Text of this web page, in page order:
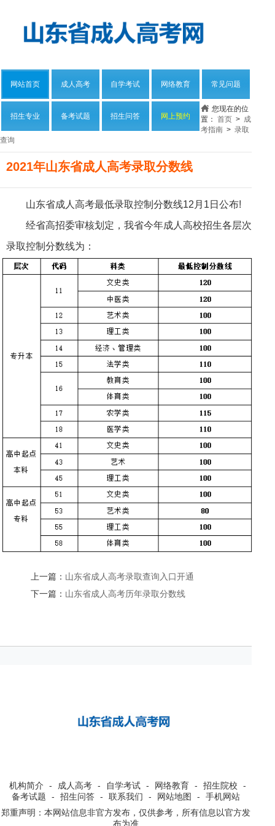
网站首页 成人高考 自学考试 网络教育 常见问题
招生专业 备考试题 招生问答 网上预约
您现在的位
置： 首页 > 成
考指南 > 录取
查询
2021年山东省成人高考录取分数线
山东省成人高考最低录取控制分数线12月1日公布!
经省高招委审核划定，我省今年成人高校招生各层次
录取控制分数线为：
上一篇： 山东省成人高考录取查询入口开通
下一篇： 山东省成人高考历年录取分数线
机构简介 - 成人高考 - 自学考试 - 网络教育 - 招生院校
-
备考试题
- 招生问答 - 联系我们 - 网站地图 -
手机网站
郑重声明：本网站信息非官方发布，仅供参考，所有信息以官方发
布为准